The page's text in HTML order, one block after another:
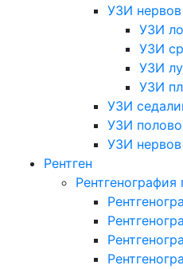
УЗИ нервов
УЗИ
УЗИ
УЗИ
УЗИ
УЗИ
УЗИ
УЗИ
Рентген
Рентгенография